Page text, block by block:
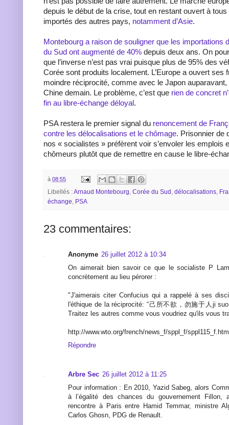
depuis le début de la crise, tout en restant ouvert à
importés des autres pays, notamment d’Asie.
Montebourg a raison de souligner que les importations
du Sud ont augmenté de 40% depuis deux ans. On
que l’inverse n’est pas vrai puisque plus de 95% des
Corée sont produits localement. L’Europe a ouvert ses
moindre réciprocité, comme avec le Japon
Chine demain. Le problème, c’est que rien de concret
fin au libre-échange déloyal .
PSA restera le premier signal du renoncement de
contre les délocalisations et le chômage. Prisonnier de
nos « socialistes » préfèrent voir s’envoler les emplois
chômeurs plutôt que de remettre en cause le libre-
à 08:55
Libellés :Arnaud Montebourg, Corée du Sud , délocalisations,
échange, PSA
23 commentaires:
Anonyme 26 juillet 2012 à 10:34
On aimerait bien savoir ce que le socialiste P
concrètement au lieu pérorer :
"J'aimerais citer Confucius qui a rappelé à ses
l'éthique de la réciprocité: “己所不欲，勿施于人ji
Traitez les autres comme vous voudriez qu'ils vous
http://www.wto.org/french/news_f/sppl_f/sppl115_f.htm
Répondre
Arbre Sec 26 juillet 2012 à 11:25
Pour information : En 2010, Yazid Sabeg, alors
à l’égalité des chances du gouvernement
rencontre à Paris entre Hamid Temmar, ministre
Carlos Ghosn, PDG de Renault.